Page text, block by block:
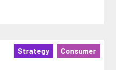
Strategy Consumer